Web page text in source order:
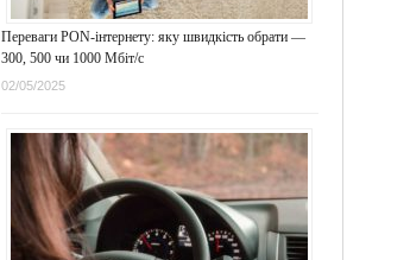
Переваги PON-інтернету: яку швидкість обрати —
300, 500 чи 1000 Мбіт/с
02/05/2025